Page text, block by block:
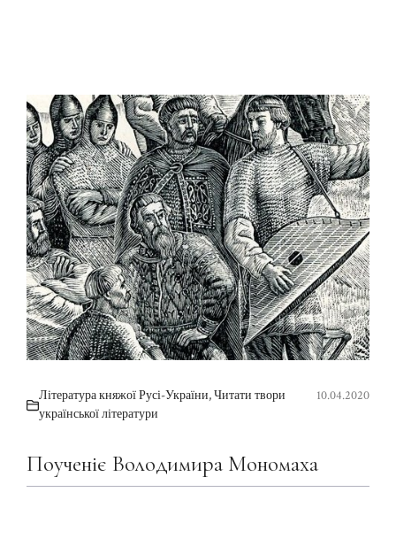
Література княжої Русі-України,Читати твори
української літератури
10.04.2020
Поученіє Володимира Мономаха